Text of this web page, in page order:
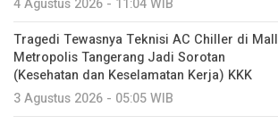
4 Agustus 2026 - 11:04 WIB
Tragedi Tewasnya Teknisi AC Chiller di Mall
Metropolis Tangerang Jadi Sorotan
(Kesehatan dan Keselamatan Kerja) KKK
3 Agustus 2026 - 05:05 WIB